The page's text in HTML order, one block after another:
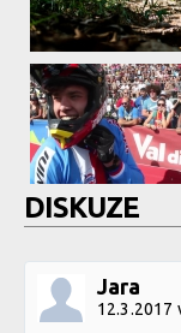
DISKUZE
Jara
12.3.2017